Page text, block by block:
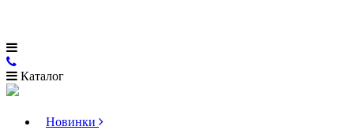
Каталог
Новинки